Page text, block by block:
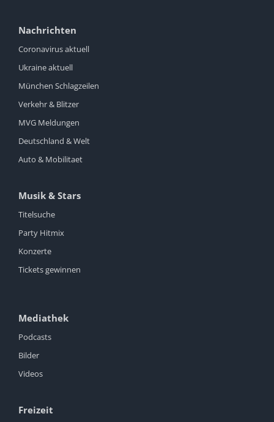
Nachrichten
Coronavirus aktuell
Ukraine aktuell
München Schlagzeilen
Verkehr & Blitzer
MVG Meldungen
Deutschland & Welt
Auto & Mobilitaet
Musik & Stars
Titelsuche
Party Hitmix
Konzerte
Tickets gewinnen
Mediathek
Podcasts
Bilder
Videos
Freizeit